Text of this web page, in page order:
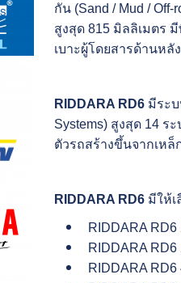
กัน (Sand / Mud /
สูงสุด 815 มิลลิเมตร
เบาะผู้โดยสารด้านหลั
RIDDARA RD6มีระบ
Systems) สูงสุด 14
ตัวรถสร้างขึ้นจากเห
RIDDARA RD6มีให้เ
RIDDARA
RIDDARA
RIDDARA